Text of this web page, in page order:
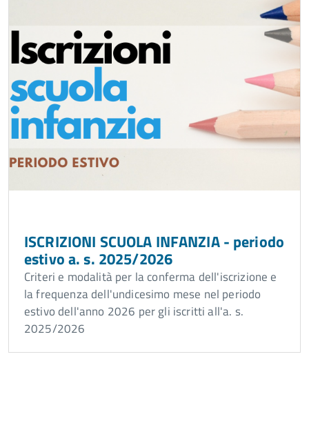
ISCRIZIONI SCUOLA INFANZIA - periodo
estivo a. s. 2025/2026
Criteri e modalità per la conferma dell'iscrizione e
la frequenza dell'undicesimo mese nel periodo
estivo dell'anno 2026 per gli iscritti all'a. s.
2025/2026